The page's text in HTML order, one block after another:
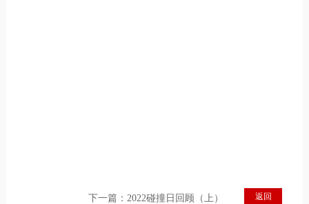
下一篇： 2022碰撞日回顾（上） 返回